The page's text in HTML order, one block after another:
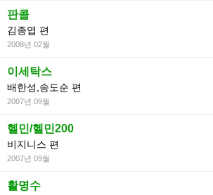
판콜
김종엽 편
2008년 02월
이세탁스
배한성,송도순 편
2007년 09월
헬민/헬민200
비지니스 편
2007년 09월
활명수